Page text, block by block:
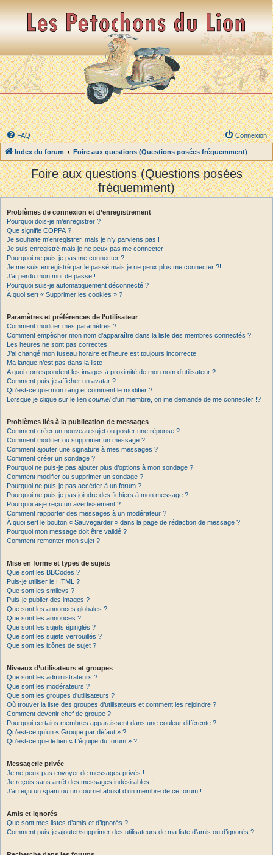
FAQ Connexion
Index du forum Foire aux questions (Questions posées fréquemment)
Foire aux questions (Questions posées
fréquemment)
Problèmes de connexion et d’enregistrement
Pourquoi dois-je m’enregistrer ?
Que signifie COPPA ?
Je souhaite m’enregistrer, mais je n’y parviens pas !
Je suis enregistré mais je ne peux pas me connecter !
Pourquoi ne puis-je pas me connecter ?
Je me suis enregistré par le passé mais je ne peux plus me connecter ?!
J’ai perdu mon mot de passe !
Pourquoi suis-je automatiquement déconnecté ?
À quoi sert « Supprimer les cookies » ?
Paramètres et préférences de l’utilisateur
Comment modifier mes paramètres ?
Comment empêcher mon nom d’apparaître dans la liste des membres connectés ?
Les heures ne sont pas correctes !
J’ai changé mon fuseau horaire et l’heure est toujours incorrecte !
Ma langue n’est pas dans la liste !
A quoi correspondent les images à proximité de mon nom d’utilisateur ?
Comment puis-je afficher un avatar ?
Qu’est-ce que mon rang et comment le modifier ?
Lorsque je clique sur le lien courrield’un membre, on me demande de me connecter !?
Problèmes liés à la publication de messages
Comment créer un nouveau sujet ou poster une réponse ?
Comment modifier ou supprimer un message ?
Comment ajouter une signature à mes messages ?
Comment créer un sondage ?
Pourquoi ne puis-je pas ajouter plus d’options à mon sondage ?
Comment modifier ou supprimer un sondage ?
Pourquoi ne puis-je pas accéder à un forum ?
Pourquoi ne puis-je pas joindre des fichiers à mon message ?
Pourquoi ai-je reçu un avertissement ?
Comment rapporter des messages à un modérateur ?
À quoi sert le bouton « Sauvegarder » dans la page de rédaction de message ?
Pourquoi mon message doit être validé ?
Comment remonter mon sujet ?
Mise en forme et types de sujets
Que sont les BBCodes ?
Puis-je utiliser le HTML ?
Que sont les smileys ?
Puis-je publier des images ?
Que sont les annonces globales ?
Que sont les annonces ?
Que sont les sujets épinglés ?
Que sont les sujets verrouillés ?
Que sont les icônes de sujet ?
Niveaux d’utilisateurs et groupes
Que sont les administrateurs ?
Que sont les modérateurs ?
Que sont les groupes d’utilisateurs ?
Où trouver la liste des groupes d’utilisateurs et comment les rejoindre ?
Comment devenir chef de groupe ?
Pourquoi certains membres apparaissent dans une couleur différente ?
Qu’est-ce qu’un « Groupe par défaut » ?
Qu’est-ce que le lien « L’équipe du forum » ?
Messagerie privée
Je ne peux pas envoyer de messages privés !
Je reçois sans arrêt des messages indésirables !
J’ai reçu un spam ou un courriel abusif d’un membre de ce forum !
Amis et ignorés
Que sont mes listes d’amis et d’ignorés ?
Comment puis-je ajouter/supprimer des utilisateurs de ma liste d’amis ou d’ignorés ?